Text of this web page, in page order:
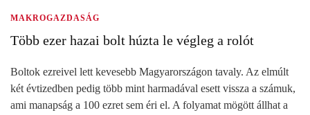
MAKROGAZDASÁG
Több ezer hazai bolt húzta le végleg a rolót
Boltok ezreivel lett kevesebb Magyarországon tavaly. Az elmúlt
két évtizedben pedig több mint harmadával esett vissza a számuk,
ami manapság a 100 ezret sem éri el. A folyamat mögött állhat a